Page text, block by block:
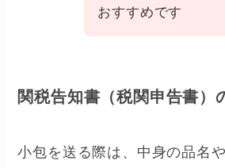
おすすめです
関税告知書（税関申告書）
小包を送る際は、中身の品名